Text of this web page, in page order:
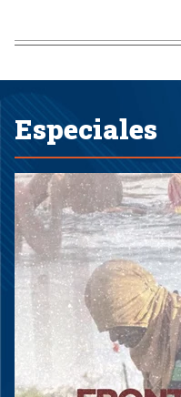
Especiales